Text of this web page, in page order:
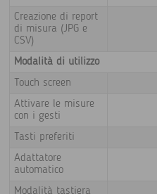
Creazione di report
di misura (JPG e
CSV)
Modalità di utilizzo
Touch screen
Attivare le misure
con i gesti
Tasti preferiti
Adattatore
automatico
Modalità tastiera